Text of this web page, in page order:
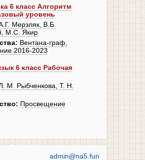
6 класс Алгоритм
уровень
Мерзляк, В.Б.
М.С. Якир
Вентана-граф,
2016-2023
6 класс Рабочая
М. Рыбченкова, Т. Н.
Просвещение
admin@na5.fun